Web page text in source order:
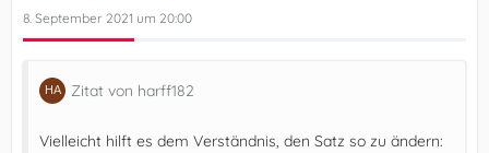
8. September 2021 um 20:00
Zitat von harff182
Vielleicht hilft es dem Verständnis, den Satz so zu ändern: